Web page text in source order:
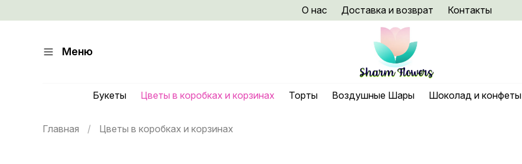
О нас Доставка и возврат Контакты
Меню
Букеты Цветы в коробках и корзинах Торты Воздушные Шары Шоколад и конфеты
Главная Цветы в коробках и корзинах